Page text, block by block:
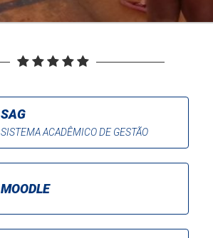
SAG
SISTEMA ACADÊMICO DE GESTÃO
MOODLE